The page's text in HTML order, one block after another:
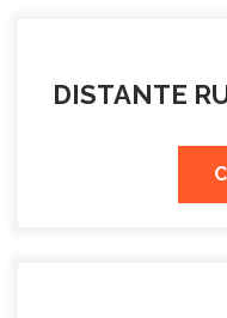
DISTANTE